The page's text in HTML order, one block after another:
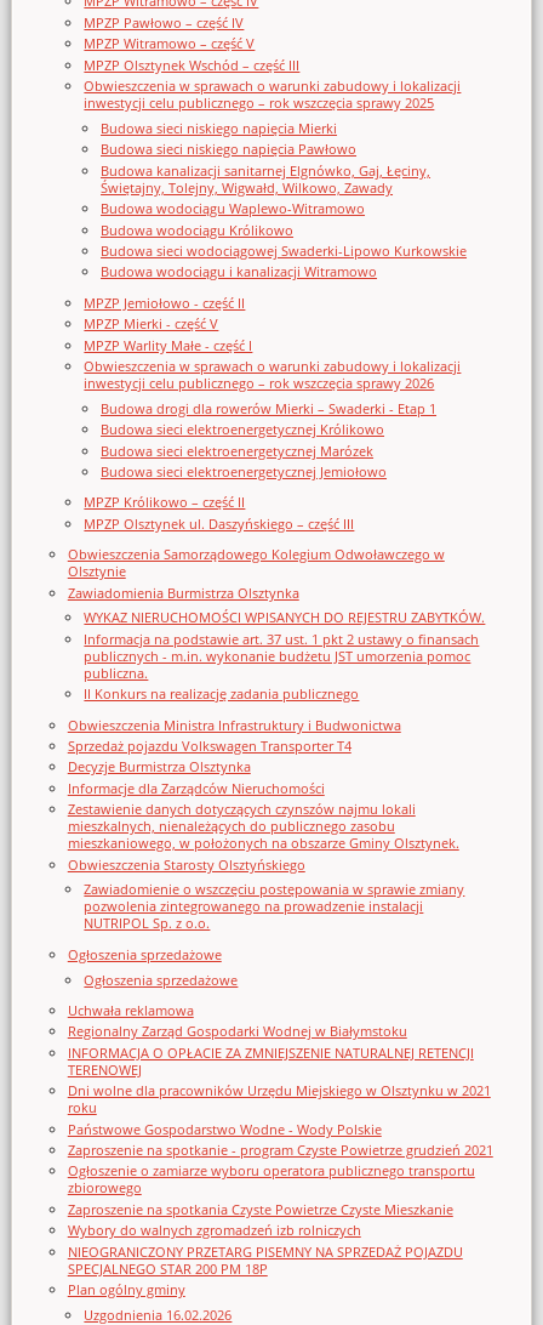
MPZP Pawłowo – część IV
MPZP Witramowo – część V
MPZP Olsztynek Wschód – część III
Obwieszczenia w sprawach o warunki zabudowy i lokalizacji
inwestycji celu publicznego – rok wszczęcia sprawy 2025
Budowa sieci niskiego napięcia Mierki
Budowa sieci niskiego napięcia Pawłowo
Budowa kanalizacji sanitarnej Elgnówko, Gaj, Łęciny,
Świętajny, Tolejny, Wigwałd, Wilkowo, Zawady
Budowa wodociągu Waplewo-Witramowo
Budowa wodociągu Królikowo
Budowa sieci wodociągowej Swaderki-Lipowo Kurkowskie
Budowa wodociągu i kanalizacji Witramowo
MPZP Jemiołowo - część II
MPZP Mierki - część V
MPZP Warlity Małe - część I
Obwieszczenia w sprawach o warunki zabudowy i lokalizacji
inwestycji celu publicznego – rok wszczęcia sprawy 2026
Budowa drogi dla rowerów Mierki – Swaderki - Etap 1
Budowa sieci elektroenergetycznej Królikowo
Budowa sieci elektroenergetycznej Marózek
Budowa sieci elektroenergetycznej Jemiołowo
MPZP Królikowo – część II
MPZP Olsztynek ul. Daszyńskiego – część III
Obwieszczenia Samorządowego Kolegium Odwoławczego w
Olsztynie
Zawiadomienia Burmistrza Olsztynka
WYKAZ NIERUCHOMOŚCI WPISANYCH DO REJESTRU ZABYTKÓW.
Informacja na podstawie art. 37 ust. 1 pkt 2 ustawy o finansach
publicznych - m.in. wykonanie budżetu JST umorzenia pomoc
publiczna.
II Konkurs na realizację zadania publicznego
Obwieszczenia Ministra Infrastruktury i Budwonictwa
Sprzedaż pojazdu Volkswagen Transporter T4
Decyzje Burmistrza Olsztynka
Informacje dla Zarządców Nieruchomości
Zestawienie danych dotyczących czynszów najmu lokali
mieszkalnych, nienależących do publicznego zasobu
mieszkaniowego, w położonych na obszarze Gminy Olsztynek.
Obwieszczenia Starosty Olsztyńskiego
Zawiadomienie o wszczęciu postępowania w sprawie zmiany
pozwolenia zintegrowanego na prowadzenie instalacji
NUTRIPOL Sp. z o.o.
Ogłoszenia sprzedażowe
Ogłoszenia sprzedażowe
Uchwała reklamowa
Regionalny Zarząd Gospodarki Wodnej w Białymstoku
INFORMACJA O OPŁACIE ZA ZMNIEJSZENIE NATURALNEJ RETENCJI
TERENOWEJ
Dni wolne dla pracowników Urzędu Miejskiego w Olsztynku w 2021
roku
Państwowe Gospodarstwo Wodne - Wody Polskie
Zaproszenie na spotkanie - program Czyste Powietrze grudzień 2021
Ogłoszenie o zamiarze wyboru operatora publicznego transportu
zbiorowego
Zaproszenie na spotkania Czyste Powietrze Czyste Mieszkanie
Wybory do walnych zgromadzeń izb rolniczych
NIEOGRANICZONY PRZETARG PISEMNY NA SPRZEDAŻ POJAZDU
SPECJALNEGO STAR 200 PM 18P
Plan ogólny gminy
Uzgodnienia 16.02.2026